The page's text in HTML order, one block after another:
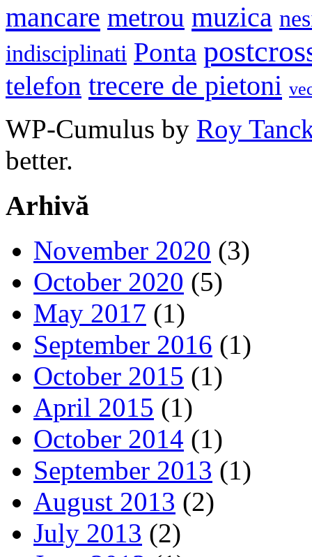
mancare metrou muzica
indisciplinati Ponta
telefon trecere de pietoni
WP-Cumulus by Roy
better.
Arhivă
November 2020 (3)
October 2020 (5)
May 2017 (1)
September 2016 (1)
October 2015 (1)
April 2015 (1)
October 2014 (1)
September 2013 (1)
August 2013 (2)
July 2013 (2)